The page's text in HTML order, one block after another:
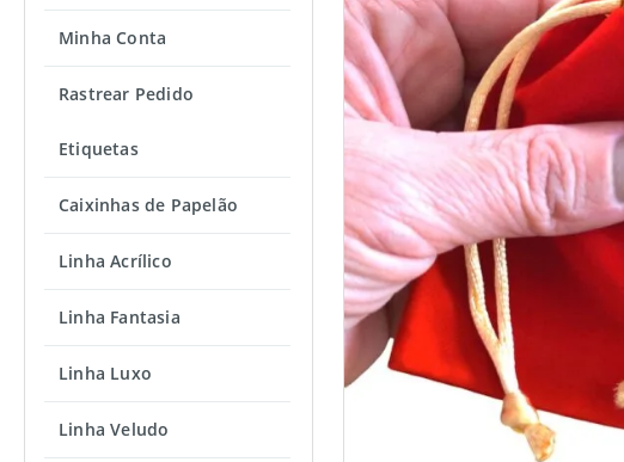
Minha Conta
Rastrear Pedido
Etiquetas
Caixinhas de Papelão
Linha Acrílico
Linha Fantasia
Linha Luxo
Linha Veludo